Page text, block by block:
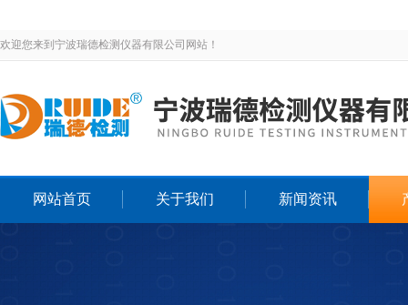
欢迎您来到宁波瑞德检测仪器有限公司网站！
网站首页 关于我们 新闻资讯